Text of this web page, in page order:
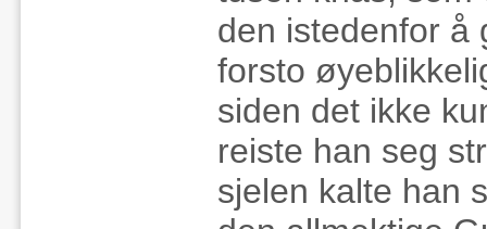
den istedenfor å
forsto
siden det ikke
reiste han seg
sjelen kalte han